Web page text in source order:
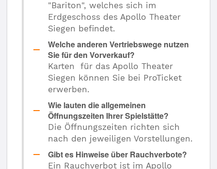
"Bariton", welches sich im
Erdgeschoss des Apollo Theater
Siegen befindet.
Welche anderen Vertriebswege nutzen
Sie für den Vorverkauf?
Karten für das Apollo Theater
Siegen können Sie bei ProTicket
erwerben.
Wie lauten die allgemeinen
Öffnungszeiten Ihrer Spielstätte?
Die Öffnungszeiten richten sich
nach den jeweiligen Vorstellungen.
Gibt es Hinweise über Rauchverbote?
Ein Rauchverbot ist im Apollo